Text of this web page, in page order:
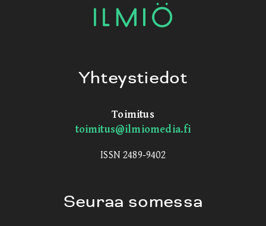
Yhteystiedot
Toimitus
toimitus@ilmiomedia.fi
ISSN 2489-9402
Seuraa somessa